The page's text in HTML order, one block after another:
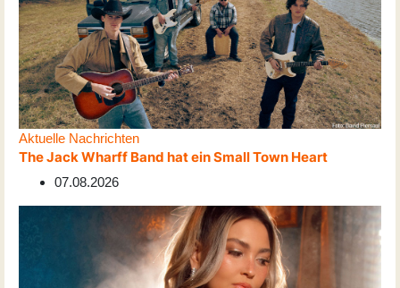
Aktuelle Nachrichten
The Jack Wharff Band hat ein Small Town Heart
07.08.2026